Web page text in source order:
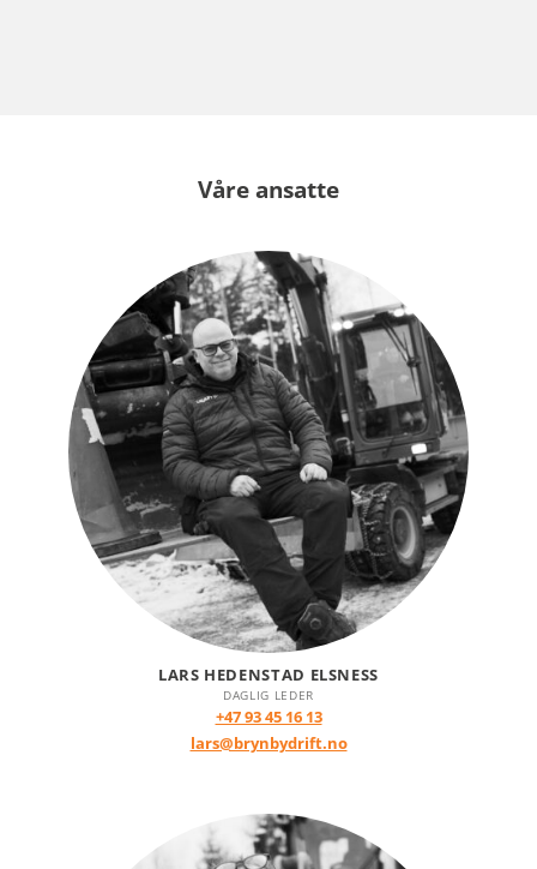
Våre ansatte
LARS HEDENSTAD ELSNESS
DAGLIG LEDER
+47 93 45 16 13
lars@brynbydrift.no